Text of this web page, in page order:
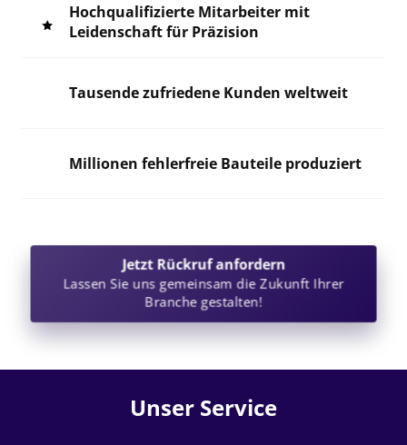
Hochqualifizierte Mitarbeiter mit
Leidenschaft für Präzision
Tausende zufriedene Kunden weltweit
Millionen fehlerfreie Bauteile produziert
Jetzt Rückruf anfordern
Lassen Sie uns gemeinsam die Zukunft Ihrer
Branche gestalten!
Unser Service